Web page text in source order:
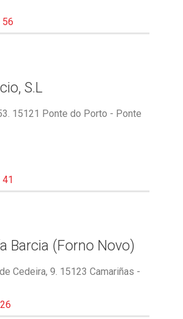
56
S.L
15121 Ponte do Porto - Ponte
Barcia (Forno Novo)
Cedeira, 9. 15123 Camariñas -